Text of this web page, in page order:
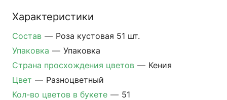
Характеристики
Состав — Роза кустовая 51 шт.
Упаковка — Упаковка
Страна просхождения цветов — Кения
Цвет — Разноцветный
Кол-во цветов в букете — 51